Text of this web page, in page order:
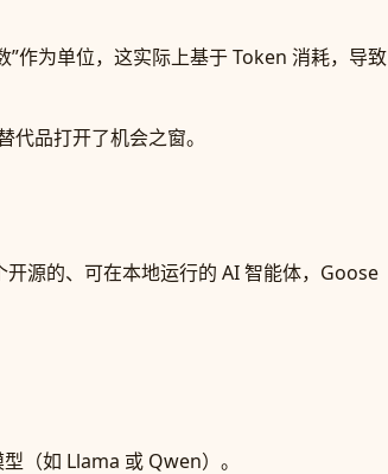
作为单位，这实际上基于 Token 消耗，导致
品打开了机会之窗。
源的、可在本地运行的 AI 智能体，Goose
（如 Llama 或 Qwen）。